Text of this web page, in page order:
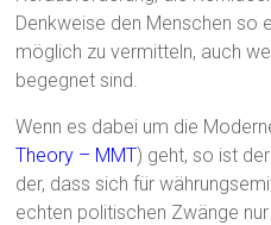
Denkweise den Menschen so
möglich zu vermitteln, auch
begegnet sind.
Wenn es dabei um die
Theory – MMT) geht, so ist
der, dass sich für
echten politischen Zwänge